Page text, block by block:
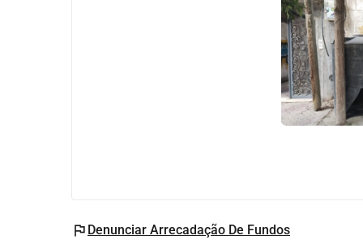
flag Denunciar Arrecadação De Fundos